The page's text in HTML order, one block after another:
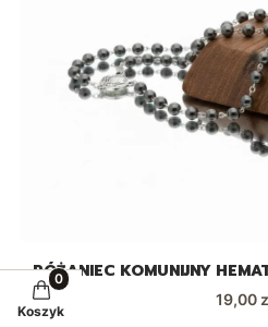
RÓŻANIEC KOMUNIJNY
Cena
19,00
Koszyk